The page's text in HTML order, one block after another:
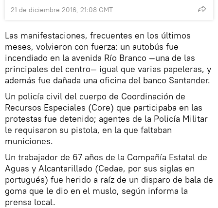
21 de diciembre 2016, 21:08 GMT
Las manifestaciones, frecuentes en los últimos
meses, volvieron con fuerza: un autobús fue
incendiado en la avenida Río Branco —una de las
principales del centro— igual que varias papeleras, y
además fue dañada una oficina del banco Santander.
Un policía civil del cuerpo de Coordinación de
Recursos Especiales (Core) que participaba en las
protestas fue detenido; agentes de la Policía Militar
le requisaron su pistola, en la que faltaban
municiones.
Un trabajador de 67 años de la Compañía Estatal de
Aguas y Alcantarillado (Cedae, por sus siglas en
portugués) fue herido a raíz de un disparo de bala de
goma que le dio en el muslo, según informa la
prensa local.